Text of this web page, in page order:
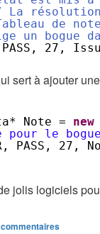
La
de
un bogue
PASS, 27,
sert à ajouter
Note = new
pour le
PASS, 27,
jolis logiciels
commentaires